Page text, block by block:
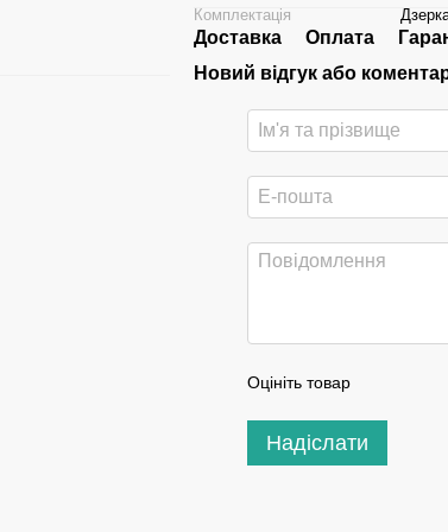
Комплектація
Доставка Оплата
Новий відгук або
Оцініть товар
Надіслати